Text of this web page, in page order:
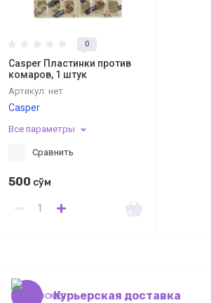
0
Casper Пластинки против
комаров, 1 штук
Артикул: нет
Casper
Все параметры
Сравнить
500 сўм
Курьерская доставка